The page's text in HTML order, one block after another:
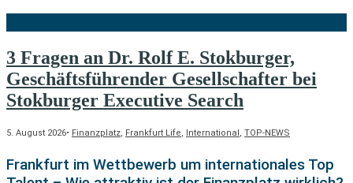
3 Fragen an Dr. Rolf E. Stokburger,
Geschäftsführender Gesellschafter bei
Stokburger Executive Search
5. August 2026• Finanzplatz, Frankfurt Life, International , TOP-NEWS
Frankfurt im Wettbewerb um internationales Top